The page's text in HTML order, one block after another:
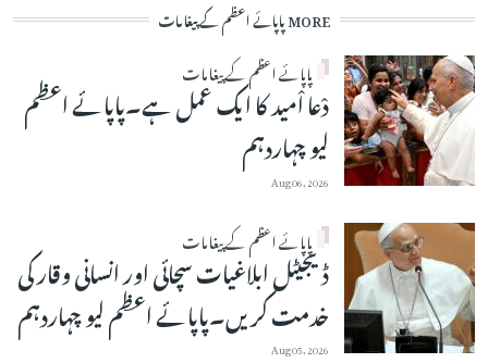
MORE پاپائے اعظم کے پیغامات
پاپائے اعظم کے پیغامات
دْعا اْمید کا ایک عمل ہے۔پاپائے اعظم
لیو چہاردہم
Aug 06, 2026
پاپائے اعظم کے پیغامات
ڈیجیٹل ابلاغیات سچائی اور انسانی وقار کی
خدمت کریں۔پاپائے اعظم لیو چہاردہم
Aug 05, 2026